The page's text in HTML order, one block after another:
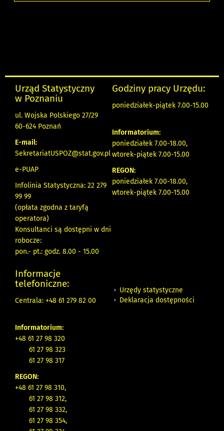
Urząd Statystyczny
w Poznaniu
ul. Wojska Polskiego 27/29
60-624 Poznań
E-mail:
SekretariatUSPOZ@stat.gov.pl
e-PUAP
Infolinia Statystyczna: 22 279
99 99
(opłata zgodna z taryfą
operatora)
Konsultanci są dostępni w dni
robocze:
pon.- pt.: godz. 8.00 - 15.00
Godziny pracy Urzędu:
poniedziałek-piątek 7.00-15.00
Informatorium:
poniedziałek 7.00-18.00,
wtorek-piątek 7.00-15.00
REGON:
poniedziałek 7.00-18.00,
wtorek-piątek 7.00-15.00
Informacje
telefoniczne:
Centrala: +48 61 279 82 00
Informatorium:
+48 61 27 98 320
61 27 98 323
61 27 98 317
REGON:
+48 61 27 98 310,
61 27 98 312,
61 27 98 332,
61 27 98 354,
Urzędy statystyczne
Deklaracja dostępności